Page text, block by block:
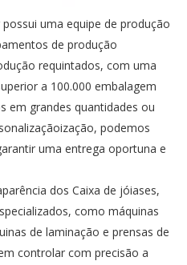
uma equipe de produção
de produção
requintados, com uma
a 100.000 embalagem
em grandes quantidades ou
podemos
uma entrega oportuna e
dos Caixa de jóiases,
como máquinas
de laminação e prensas de
controlar com precisão a